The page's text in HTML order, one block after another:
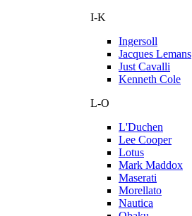
I-K
Ingersoll
Jacques Lemans
Just Cavalli
Kenneth Cole
L-O
L'Duchen
Lee Cooper
Lotus
Mark Maddox
Maserati
Morellato
Nautica